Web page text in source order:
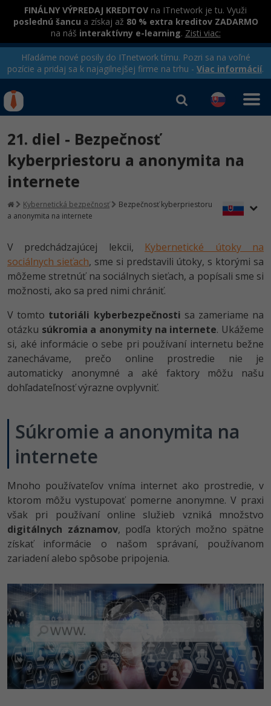
FINÁLNY VÝPREDAJ KREDITOV na ITnetwork je tu. Využi
poslednú šancu a získaj až 80 % extra kreditov ZADARMO
na náš interaktívny e-learning. Zisti viac:
Hľadáme nové posily do ITnetwork tímu. Pozri sa na voľné
pozície a pridaj sa k najagilnejšej firme na trhu - Viac informácií.
Rekvalifikačné kurzy
hradené úradom práce
Kurzy programovania
Ako začať?
C# .NET -80%
Python -80%
JavaScript -80%
PHP -80%
C++ -80%
-80%
Kotlin -80%
Céčko -80%
VB.NET
SQL
UML -80%
Umelá inteligencia -10%
Pre deti
Viac
Fórum
Kurzy e-commerce
Marketing
WordPress
SEO -30%
UX
Business
MS Office -80%
Google Dokumenty
Time management
Fórum
Linux a UNIX
Kybernetická bezpečnost
Elektronický podpis
Windows
Prihlásiť sa | Registrovať
21. diel - Bezpečnosť
kyberpriestoru a anonymita na
internete
Kybernetická bezpečnosť
Bezpečnosť kyberpriestoru
a anonymita na internete
V predchádzajúcej lekcii, Kybernetické útoky na
sociálnych sieťach, sme si predstavili útoky, s ktorými sa
môžeme stretnúť na sociálnych sieťach, a popísali sme si
možnosti, ako sa pred nimi chrániť.
V tomto tutoriáli kyberbezpečnosti sa zameriame na
otázku súkromia a anonymity na internete. Ukážeme
si, aké informácie o sebe pri používaní internetu bežne
zanechávame, prečo online prostredie nie je
automaticky anonymné a aké faktory môžu našu
dohľadateľnosť výrazne ovplyvniť.
Súkromie a anonymita na
internete
Mnoho používateľov vníma internet ako prostredie, v
ktorom môžu vystupovať pomerne anonymne. V praxi
však pri používaní online služieb vzniká množstvo
digitálnych záznamov, podľa ktorých možno spätne
získať informácie o našom správaní, používanom
zariadení alebo spôsobe pripojenia.